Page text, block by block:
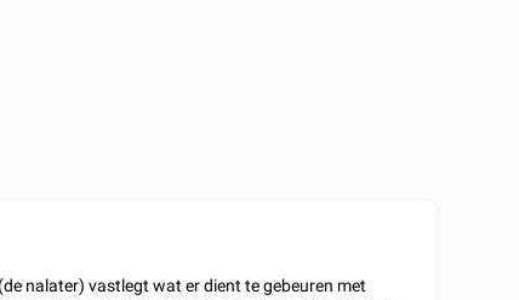
nalater) vastlegt wat er dient te gebeuren met